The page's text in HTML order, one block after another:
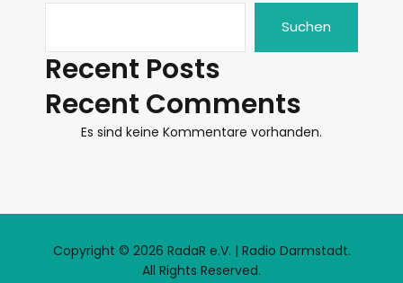
Suchen
Recent Posts
Recent Comments
Es sind keine Kommentare vorhanden.
Copyright © 2026 RadaR e.V. | Radio Darmstadt.
All Rights Reserved.